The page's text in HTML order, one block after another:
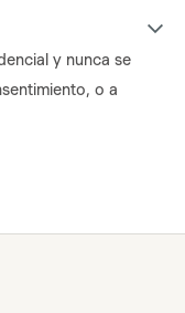
y nunca se
o a